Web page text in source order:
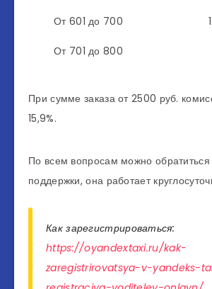
От 601 до 700
От 701 до 800
При сумме заказа от 2500 руб.
15,9%.
По всем вопросам можно обратиться
поддержки, она работает
Как зарегистрироваться:
https://oyandextaxi.ru/kak-
zaregistrirovatsya-v-yandeks-